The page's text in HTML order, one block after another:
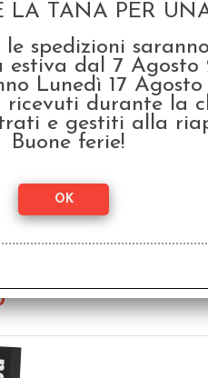
LA TANA PER
spedizioni
estiva dal 7 Agosto
Lunedì 17 Agosto
durante la
e gestiti alla
Buone ferie!